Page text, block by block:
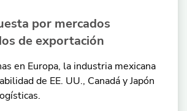
por mercados
de exportación
en Europa, la industria mexicana
de EE. UU., Canadá y Japón